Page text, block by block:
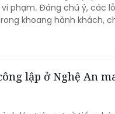
lập ở Nghệ An
lập trên cơ sở tiếp
thể theo quy định của